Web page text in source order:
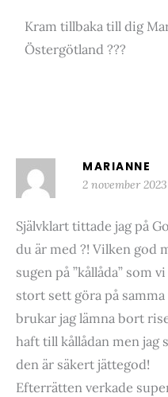
Kram tillbaka till dig
Östergötland ???
MARIANNE
2 november
Självklart tittade jag på
du är med ?! Vilken god
sugen på ”kållåda” som
stort sett göra på
brukar jag lämna bort
haft till kållådan men jag
den är säkert jättegod!
Efterrätten verkade